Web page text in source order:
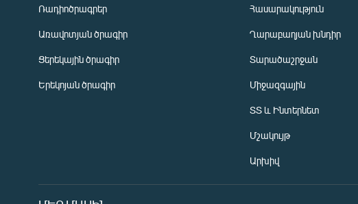
Ռադիոծրագրեր
Առավոտյան ծրագիր
Ցերեկային ծրագիր
Երեկոյան ծրագիր
Հասարակություն
Ղարաբաղյան խնդիր
Տարածաշրջան
Միջազգային
ՏՏ և Ինտերնետ
Մշակույթ
Արխիվ